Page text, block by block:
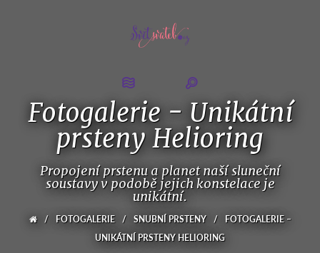
Fotogalerie - Unikátní
prsteny Helioring
Propojení prstenu a planet naší sluneční
soustavy v podobě jejich konstelace je
unikátní.
/ FOTOGALERIE / SNUBNÍ PRSTENY /
FOTOGALERIE –
UNIKÁTNÍ PRSTENY HELIORING